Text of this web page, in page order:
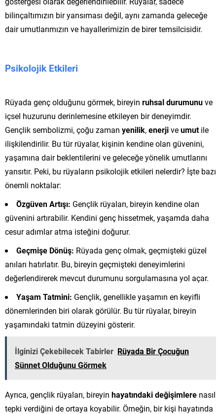
bilinçaltımızın bir yansıması değil, aynı zamanda geleceğe
dair umutlarımızın ve hayallerimizin de birer temsilcisidir.
Psikolojik Etkileri
Rüyada genç olduğunu görmek, bireyin ruhsal durumunuve
içsel huzurunu derinlemesine etkileyen bir deneyimdir.
Gençlik sembolizmi, çoğu zaman yenilik,enerjiveumutile
ilişkilendirilir. Bu tür rüyalar, kişinin kendine olan güvenini,
yaşamına dair beklentilerini ve geleceğe yönelik umutlarını
yansıtır. Peki, bu rüyaların psikolojik etkileri nelerdir? İşte bazı
önemli noktalar:
Özgüven Artışı: Gençlik rüyaları, bireyin kendine olan
güvenini artırabilir. Kendini genç hissetmek, yaşamda daha
cesur adımlar atma isteğini doğurur.
Geçmişe Dönüş: Rüyada genç olmak, geçmişteki güzel
anıları hatırlatır. Bu, bireyin geçmişteki deneyimlerini
değerlendirerek mevcut durumunu sorgulamasına yol açar.
Yaşam Tatmini: Gençlik, genellikle yaşamın en keyifli
dönemlerinden biri olarak görülür. Bu tür rüyalar, bireyin
yaşamındaki tatmin düzeyini gösterir.
İlginizi Çekebilecek Tabirler Rüyada Bir Çocuğun
Sünnet Olduğunu Görmek
Ayrıca, gençlik rüyaları, bireyin hayatındaki değişimlere nasıl
tepki verdiğini de ortaya koyabilir. Örneğin, bir kişi hayatında